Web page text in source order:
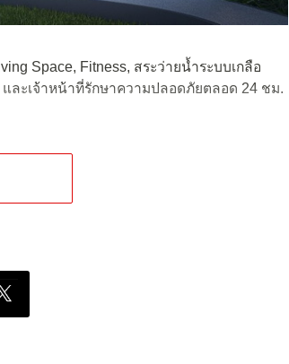
Space, Fitness, สระว่ายน้ำระบบเกลือ
ละเจ้าหน้าที่รักษาความปลอดภัยตลอด 24 ชม.